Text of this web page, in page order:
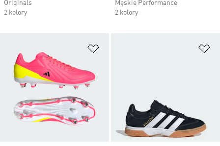
Originals
2 kolory
Męskie Performance
2 kolory